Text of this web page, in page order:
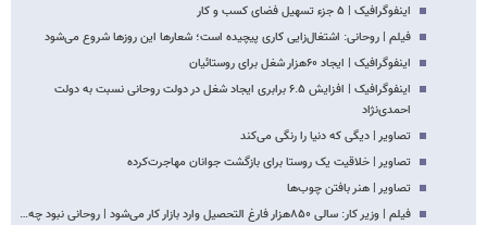
اینفوگرافیک | ۵ جزء تسهیل فضای کسب و کار
فیلم | روحانی: اشتغال‌زایی کاری پیچیده است؛ شعارها این روزها شروع ‌می‌شود
اینفوگرافیک | ایجاد ۶۰هزار شغل براى روستائیان
اینفوگرافیک | افزایش ۶.۵ برابری ایجاد شغل در دولت روحانی نسبت به دولت
احمدی‌نژاد
تصاویر | دیگی که دنیا را رنگی می‌کند
تصاویر | خلاقیت یک روستا برای بازگشت جوانان مهاجرت‌کرده
تصاویر | هنر بافتن چوب‌ها
فیلم | وزیر کار: سالی ۸۵۰هزار فارغ التحصیل وارد بازار کار می‌شود | روحانی نبود چه…